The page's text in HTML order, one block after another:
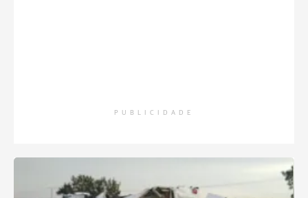
PUBLICIDADE